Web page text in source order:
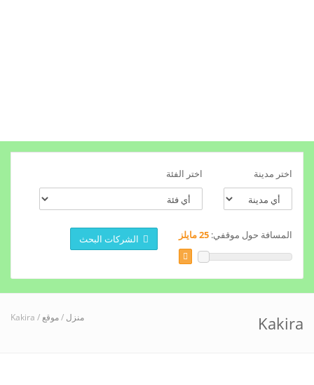
اختر مدينة اختر الفئة
المسافة حول موقفي: 25 مايلز الشركات البحث
Kakira منزل /موقع/ Kakira